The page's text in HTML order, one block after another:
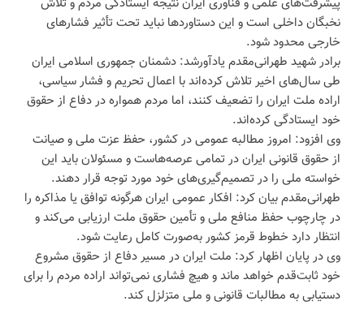
نخبگان داخلی است و این دستاوردها نباید تحت تأثیر فشارهای
خارجی محدود شود.
برادر شهید طهرانی‌مقدم یادآورشد: دشمنان جمهوری اسلامی ایران
طی سال‌های اخیر تلاش کرده‌اند با اعمال تحریم و فشار سیاسی،
اراده ملت ایران را تضعیف کنند، اما مردم همواره در دفاع از حقوق
خود ایستادگی کرده‌اند.
وی افزود: امروز مطالبه عمومی در کشور، حفظ عزت ملی و صیانت
از حقوق قانونی ایران در تمامی عرصه‌هاست و مسئولان باید این
خواسته ملی را در تصمیم‌گیری‌های خود مورد توجه قرار دهند.
طهرانی‌مقدم بیان کرد: افکار عمومی ایران هرگونه توافق یا مذاکره را
در چارچوب حفظ منافع ملی و تأمین حقوق ملت ارزیابی می‌کند و
انتظار دارد خطوط قرمز کشور به‌صورت کامل رعایت شود.
وی در پایان اظهار کرد: ملت ایران در مسیر دفاع از حقوق مشروع
خود ثابت‌قدم خواهد ماند و هیچ فشاری نمی‌تواند اراده مردم را برای
دستیابی به مطالبات قانونی و ملی متزلزل کند.